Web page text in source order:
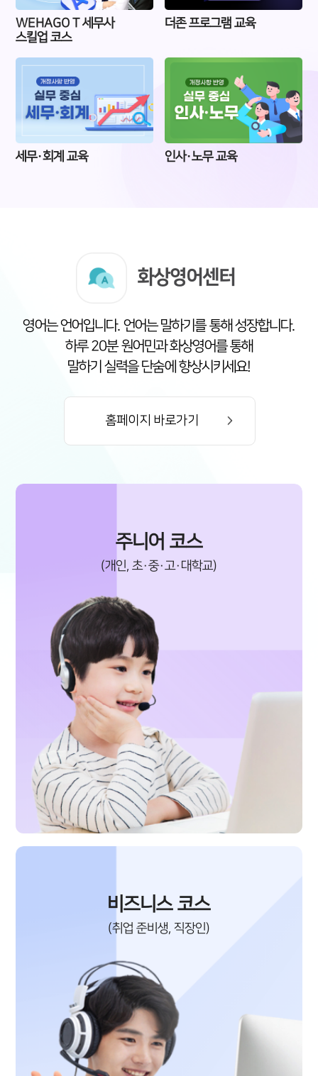
WEHAGO T 세무사
스킬업 코스
더존 프로그램 교육
세무·회계 교육 인사·노무 교육
화상영어센터
영어는 언어입니다. 언어는 말하기를 통해 성장합니다.
하루 20분 원어민과 화상영어를 통해
말하기 실력을 단숨에 향상시키세요!
홈페이지 바로가기
주니어 코스
(개인, 초·중·고·대학교)
비즈니스 코스
(취업 준비생, 직장인)